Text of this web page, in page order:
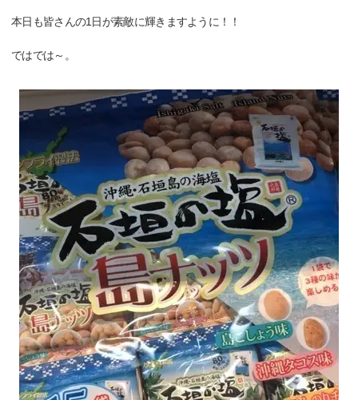
本日も皆さんの1日が素敵に輝きますように！！
ではでは～。